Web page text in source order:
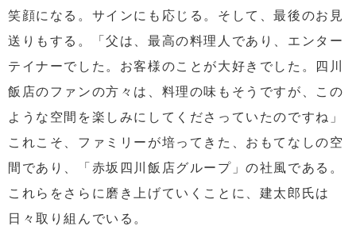
笑顔になる。サインにも応じる。そして、最後のお見
送りもする。「父は、最高の料理人であり、エンター
テイナーでした。お客様のことが大好きでした。四川
飯店のファンの方々は、料理の味もそうですが、この
ような空間を楽しみにしてくださっていたのですね」
これこそ、ファミリーが培ってきた、おもてなしの空
間であり、「赤坂四川飯店グループ」の社風である。
これらをさらに磨き上げていくことに、建太郎氏は
日々取り組んでいる。